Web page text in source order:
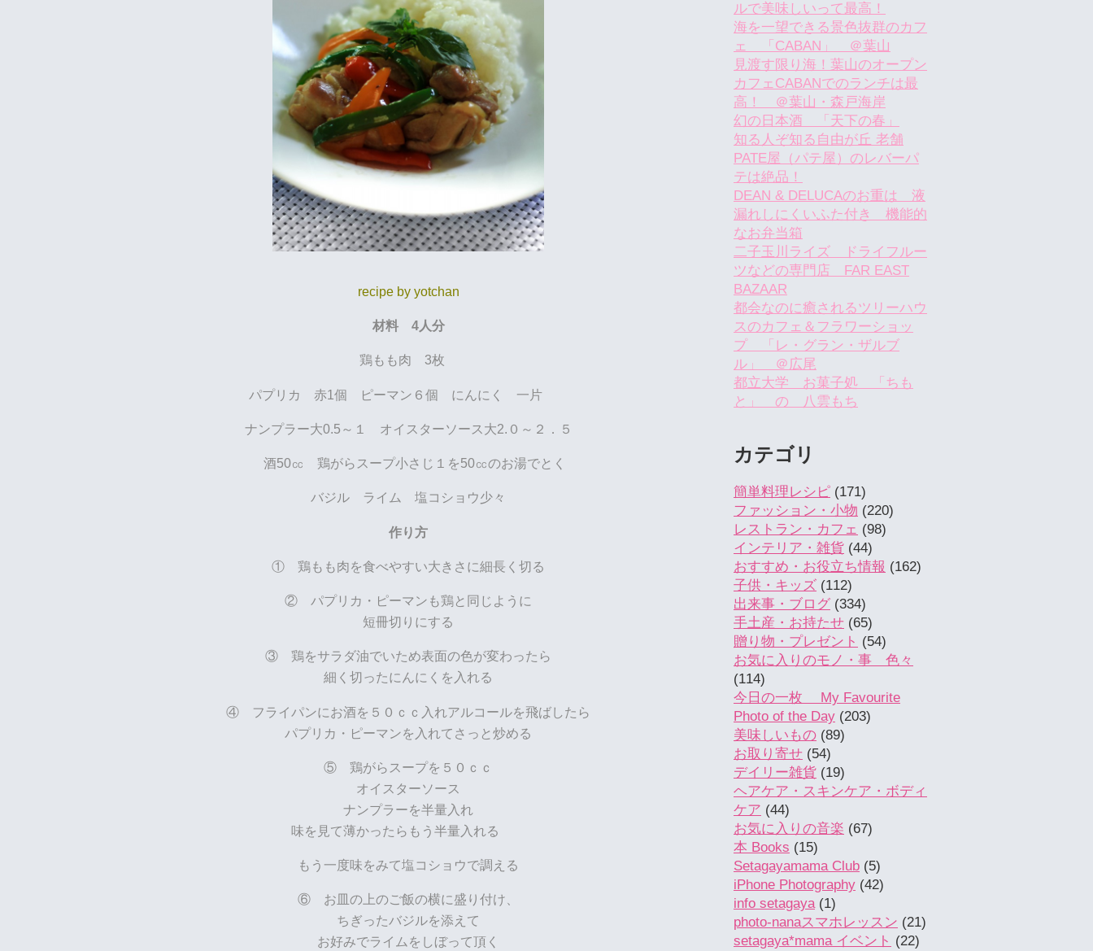
recipe by yotchan
材料 4人分
鶏もも肉 3枚
パプリカ 赤1個 ピーマン６個 にんにく 一片
ナンプラー大0.5～１ オイスターソース大2.０～２．５
酒50㏄ 鶏がらスープ小さじ１を50㏄のお湯でとく
バジル ライム 塩コショウ少々
作り方
① 鶏もも肉を食べやすい大きさに細長く切る
② パプリカ・ピーマンも鶏と同じように
短冊切りにする
③ 鶏をサラダ油でいため表面の色が変わったら
細く切ったにんにくを入れる
④ フライパンにお酒を５０ｃｃ入れアルコールを飛ばしたら
パプリカ・ピーマンを入れてさっと炒める
⑤ 鶏がらスープを５０ｃｃ
オイスターソース
ナンプラーを半量入れ
味を見て薄かったらもう半量入れる
もう一度味をみて塩コショウで調える
⑥ お皿の上のご飯の横に盛り付け、
ちぎったバジルを添えて
お好みでライムをしぼって頂く
ルで美味しいって最高！
海を一望できる景色抜群のカフ
ェ 「CABAN」 ＠葉山
見渡す限り海！葉山のオープン
カフェCABANでのランチは最
高！ ＠葉山・森戸海岸
幻の日本酒 「天下の春」
知る人ぞ知る自由が丘 老舗
PATE屋（パテ屋）のレバーパ
テは絶品！
DEAN & DELUCAのお重は 液
漏れしにくいふた付き 機能的
なお弁当箱
二子玉川ライズ ドライフルー
ツなどの専門店 FAR EAST
BAZAAR
都会なのに癒されるツリーハウ
スのカフェ＆フラワーショッ
プ 「レ・グラン・ザルブ
ル」 ＠広尾
都立大学 お菓子処 「ちも
と」 の 八雲もち
カテゴリ
簡単料理レシピ (171)
ファッション・小物 (220)
レストラン・カフェ (98)
インテリア・雑貨 (44)
おすすめ・お役立ち情報 (162)
子供・キッズ (112)
出来事・ブログ (334)
手土産・お持たせ (65)
贈り物・プレゼント (54)
お気に入りのモノ・事 色々
(114)
今日の一枚 My Favourite
Photo of the Day (203)
美味しいもの (89)
お取り寄せ (54)
デイリー雑貨 (19)
ヘアケア・スキンケア・ボディ
ケア (44)
お気に入りの音楽 (67)
本 Books (15)
Setagayamama Club (5)
iPhone Photography (42)
info setagaya(1)
photo-nanaスマホレッスン (21)
setagaya*mama イベント (22)